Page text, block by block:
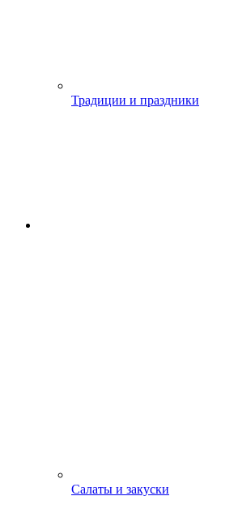
Традиции и праздники
Салаты и закуски